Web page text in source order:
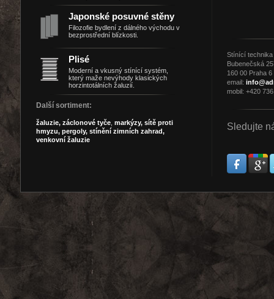
Japonské posuvné stěny
Filozofie bydlení z dálného východu v
bezprostřední blízkosti.
Plisé
Moderní a vkusný stínící systém,
který maže nevýhody klasických
horzintotálních žaluzií.
Další sortiment:
žaluzie, záclonové tyče markýzy, sítě proti
hmyzu, pergoly, stínění zimních zahrad,
venkovní žaluzie
Stínící technika
Bubenečská
160 00 Praha
email:
mobil: +420
Sledujte